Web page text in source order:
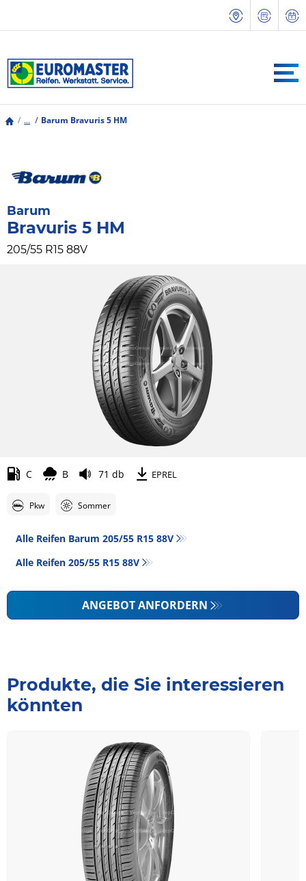
... Barum Bravuris 5 HM
Barum
Bravuris 5 HM
205/55 R15 88V
C B 71 db EPREL
Pkw Sommer
Alle Reifen Barum 205/55 R15 88V
Alle Reifen‎ 205/55 R15 88V
ANGEBOT ANFORDERN
Produkte, die Sie interessieren
könnten